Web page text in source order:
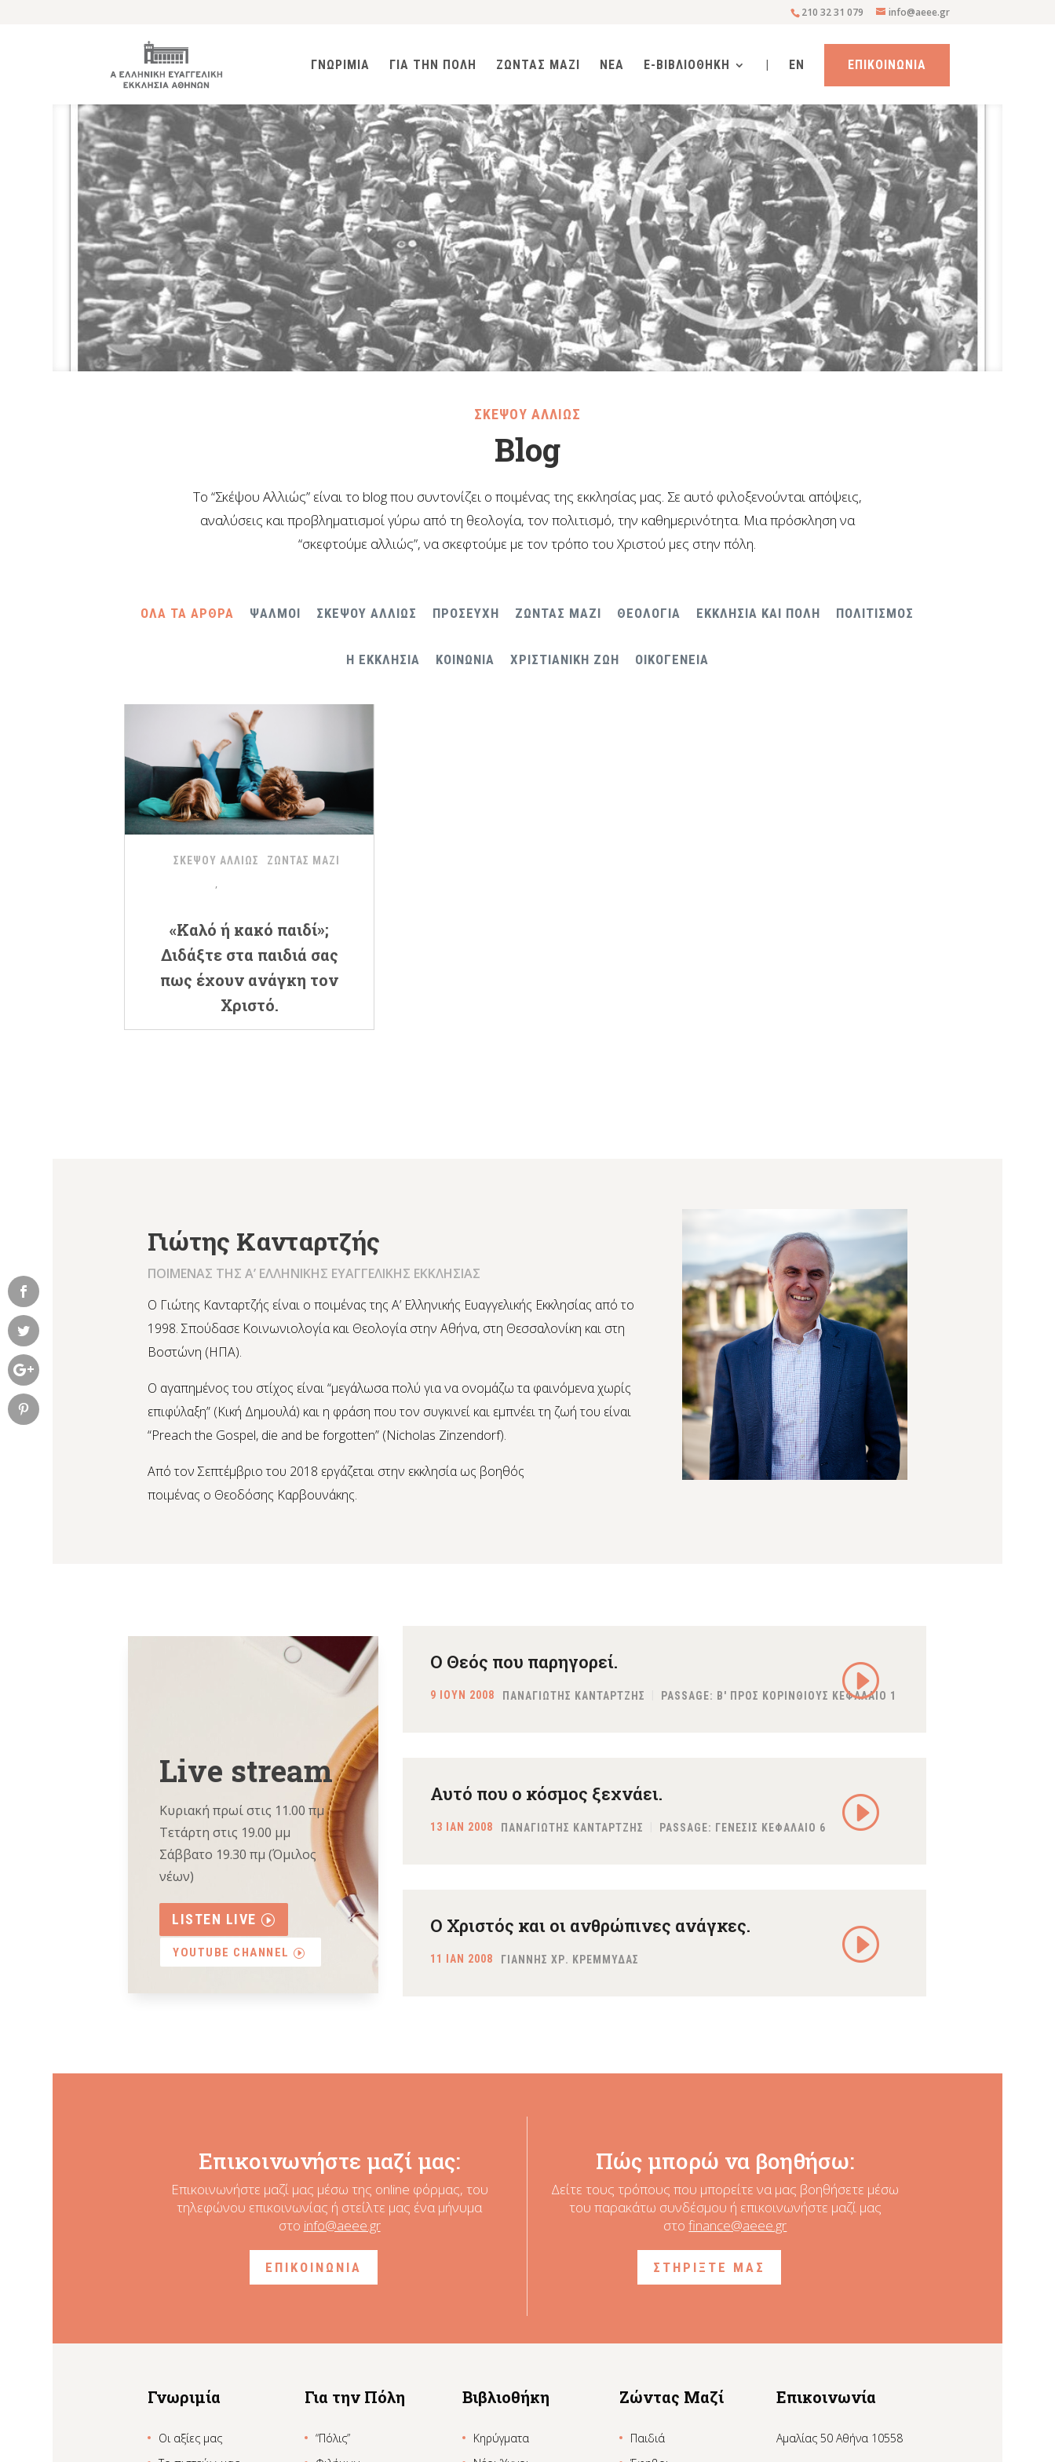
210 32 31 079 info@aeee.gr
ΓΝΩΡΙΜΙΑ ΓΙΑ ΤΗΝ ΠΟΛΗ ΖΩΝΤΑΣ ΜΑΖΙ ΝΕΑ E-ΒΙΒΛΙΟΘΗΚΗ | EN ΕΠΙΚΟΙΝΩΝΙΑ
ΣΚΕΨΟΥ ΑΛΛΙΩΣ
Blog
Το “Σκέψου Αλλιώς” είναι το blog που συντονίζει ο ποιμένας της εκκλησίας μας. Σε αυτό φιλοξενούνται απόψεις,
αναλύσεις και προβληματισμοί γύρω από τη θεολογία, τον πολιτισμό, την καθημερινότητα. Μια πρόσκληση να
“σκεφτούμε αλλιώς”, να σκεφτούμε με τον τρόπο του Χριστού μες στην πόλη.
ΟΛΑ ΤΑ ΑΡΘΡΑ ΨΑΛΜΟΙ ΣΚΕΨΟΥ ΑΛΛΙΩΣ ΠΡΟΣΕΥΧΗ ΖΩΝΤΑΣ ΜΑΖΙ ΘΕΟΛΟΓΙΑ ΕΚΚΛΗΣΙΑ ΚΑΙ ΠΟΛΗ ΠΟΛΙΤΙΣΜΟΣ
Η ΕΚΚΛΗΣΙΑ ΚΟΙΝΩΝΙΑ ΧΡΙΣΤΙΑΝΙΚΗ ΖΩΗ ΟΙΚΟΓΕΝΕΙΑ
ΣΚΕΨΟΥ ΑΛΛΙΩΣ ΖΩΝΤΑΣ ΜΑΖΙ
«Καλό ή κακό παιδί»;
Διδάξτε στα παιδιά σας
πως έχουν ανάγκη τον
Χριστό.
Γιώτης Κανταρτζής
ΠΟΙΜΕΝΑΣ ΤΗΣ Α’ ΕΛΛΗΝΙΚΗΣ ΕΥΑΓΓΕΛΙΚΗΣ ΕΚΚΛΗΣΙΑΣ
Ο Γιώτης Κανταρτζής είναι ο ποιμένας της Α’ Ελληνικής Ευαγγελικής Εκκλησίας από το
1998. Σπούδασε Κοινωνιολογία και Θεολογία στην Αθήνα, στη Θεσσαλονίκη και στη
Βοστώνη (ΗΠΑ).
Ο αγαπημένος του στίχος είναι “μεγάλωσα πολύ για να ονομάζω τα φαινόμενα χωρίς
επιφύλαξη” (Κική Δημουλά) και η φράση που τον συγκινεί και εμπνέει τη ζωή του είναι
“Preach the Gospel, die and be forgotten” (Nicholas Zinzendorf).
Από τον Σεπτέμβριο του 2018 εργάζεται στην εκκλησία ως βοηθός
ποιμένας ο Θεοδόσης Καρβουνάκης.
Live stream
Κυριακή πρωί στις 11.00 πμ
Τετάρτη στις 19.00 μμ
Σάββατο 19.30 πμ (Όμιλος
νέων)
LISTEN LIVE
YOUTUBE CHANNEL
Ο Θεός που παρηγορεί.
9 ΙΟΥΝ 2008 ΠΑΝΑΓΙΩΤΗΣ ΚΑΝΤΑΡΤΖΗΣ PASSAGE: Β' ΠΡΟΣ ΚΟΡΙΝΘΙΟΥΣ ΚΕΦΑΛΑΙΟ 1
Αυτό που ο κόσμος ξεχνάει.
13 ΙΑΝ 2008 ΠΑΝΑΓΙΩΤΗΣ ΚΑΝΤΑΡΤΖΗΣ PASSAGE: ΓΕΝΕΣΙΣ ΚΕΦΑΛΑΙΟ 6
Ο Χριστός και οι ανθρώπινες ανάγκες.
11 ΙΑΝ 2008 ΓΙΑΝΝΗΣ ΧΡ. ΚΡΕΜΜΥΔΑΣ
Επικοινωνήστε μαζί μας:
Επικοινωνήστε μαζί μας μέσω της online φόρμας, του
τηλεφώνου επικοινωνίας ή στείλτε μας ένα μήνυμα
στο info@aeee.gr
ΕΠΙΚΟΙΝΩΝΙΑ
Πώς μπορώ να βοηθήσω:
Δείτε τους τρόπους που μπορείτε να μας βοηθήσετε μέσω
του παρακάτω συνδέσμου ή επικοινωνήστε μαζί μας
στοfinance@aeee.gr
ΣΤΗΡΙΞΤΕ ΜΑΣ
Γνωριμία
Οι αξίες μας
Για την Πόλη
“Πόλις”
Βιβλιοθήκη
Κηρύγματα
Ζώντας Μαζί
Παιδιά
Επικοινωνία
Αμαλίας 50 Αθήνα 10558